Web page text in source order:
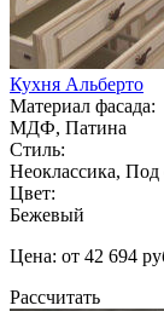
Кухня Альберто
Материал фасада:
МДФ, Патина
Стиль:
Неоклассика, Под
Цвет:
Бежевый
Цена: от 42 694
Рассчитать